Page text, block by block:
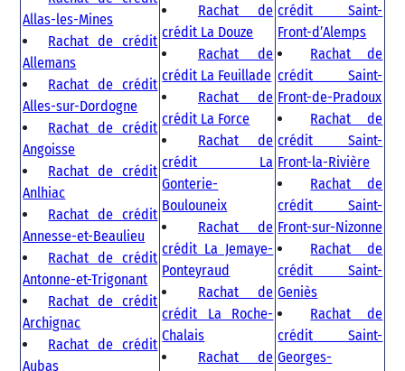
Allas-les-Mines
Rachat de crédit
Allemans
Rachat de crédit
Alles-sur-Dordogne
Rachat de crédit
Angoisse
Rachat de crédit
Anlhiac
Rachat de crédit
Annesse-et-Beaulieu
Rachat de crédit
Antonne-et-Trigonant
Rachat de crédit
Archignac
Rachat de crédit
Aubas
Rachat de
crédit La Douze
Rachat de
crédit La Feuillade
Rachat de
crédit La Force
Rachat de
crédit La
Gonterie-
Boulouneix
Rachat de
crédit La Jemaye-
Ponteyraud
Rachat de
crédit La Roche-
Chalais
Rachat de
crédit Saint-
Front-d’Alemps
Rachat de
crédit Saint-
Front-de-Pradoux
Rachat de
crédit Saint-
Front-la-Rivière
Rachat de
crédit Saint-
Front-sur-Nizonne
Rachat de
crédit Saint-
Geniès
Rachat de
crédit Saint-
Georges-